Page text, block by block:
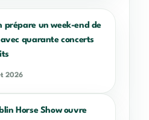
prépare un week-end de
avec quarante concerts
2026
Horse Show ouvre